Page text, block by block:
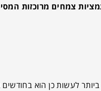
צמחים מרוכזות
לעשות כן הוא